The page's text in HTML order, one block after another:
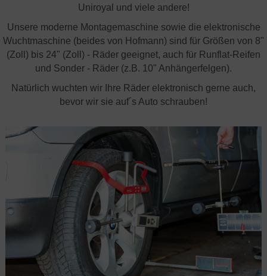
Uniroyal und viele andere!
Unsere moderne Montagemaschine sowie die elektronische
Wuchtmaschine (beides von Hofmann) sind für Größen von 8"
(Zoll) bis 24" (Zoll) - Räder geeignet, auch für Runflat-Reifen
und Sonder - Räder (z.B. 10" Anhängerfelgen).
Natürlich wuchten wir Ihre Räder elektronisch gerne auch,
bevor wir sie auf´s Auto schrauben!